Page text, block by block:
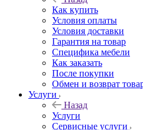
Как купить
Условия оплаты
Условия доставки
Гарантия на товар
Специфика мебели
Как заказать
После покупки
Обмен и возврат
Услуги
Назад
Услуги
Сервисные услуги